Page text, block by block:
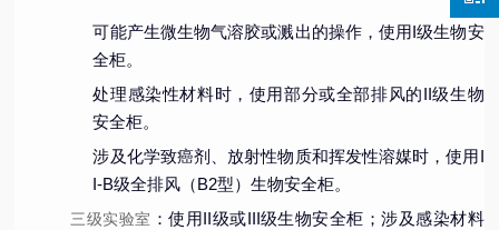
可能产生微生物气溶胶或溅出的操作，使用I级生物安
全柜。
处理感染性材料时，使用部分或全部排风的II级生物
安全柜。
涉及化学致癌剂、放射性物质和挥发性溶媒时，使用I
I-B级全排风（B2型）生物安全柜。
三级实验室 ：使用II级或III级生物安全柜；涉及感染材料